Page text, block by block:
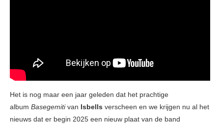
Het is nog maar een jaar geleden dat het prachtige
album Basegemitivan Isbells verscheen en we krijgen nu al het
nieuws dat er begin 2025 een nieuw plaat van de band